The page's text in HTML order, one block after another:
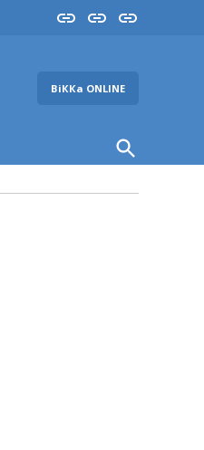
InstaYouTube
FB
ВіККа ONLINE
Open
Search